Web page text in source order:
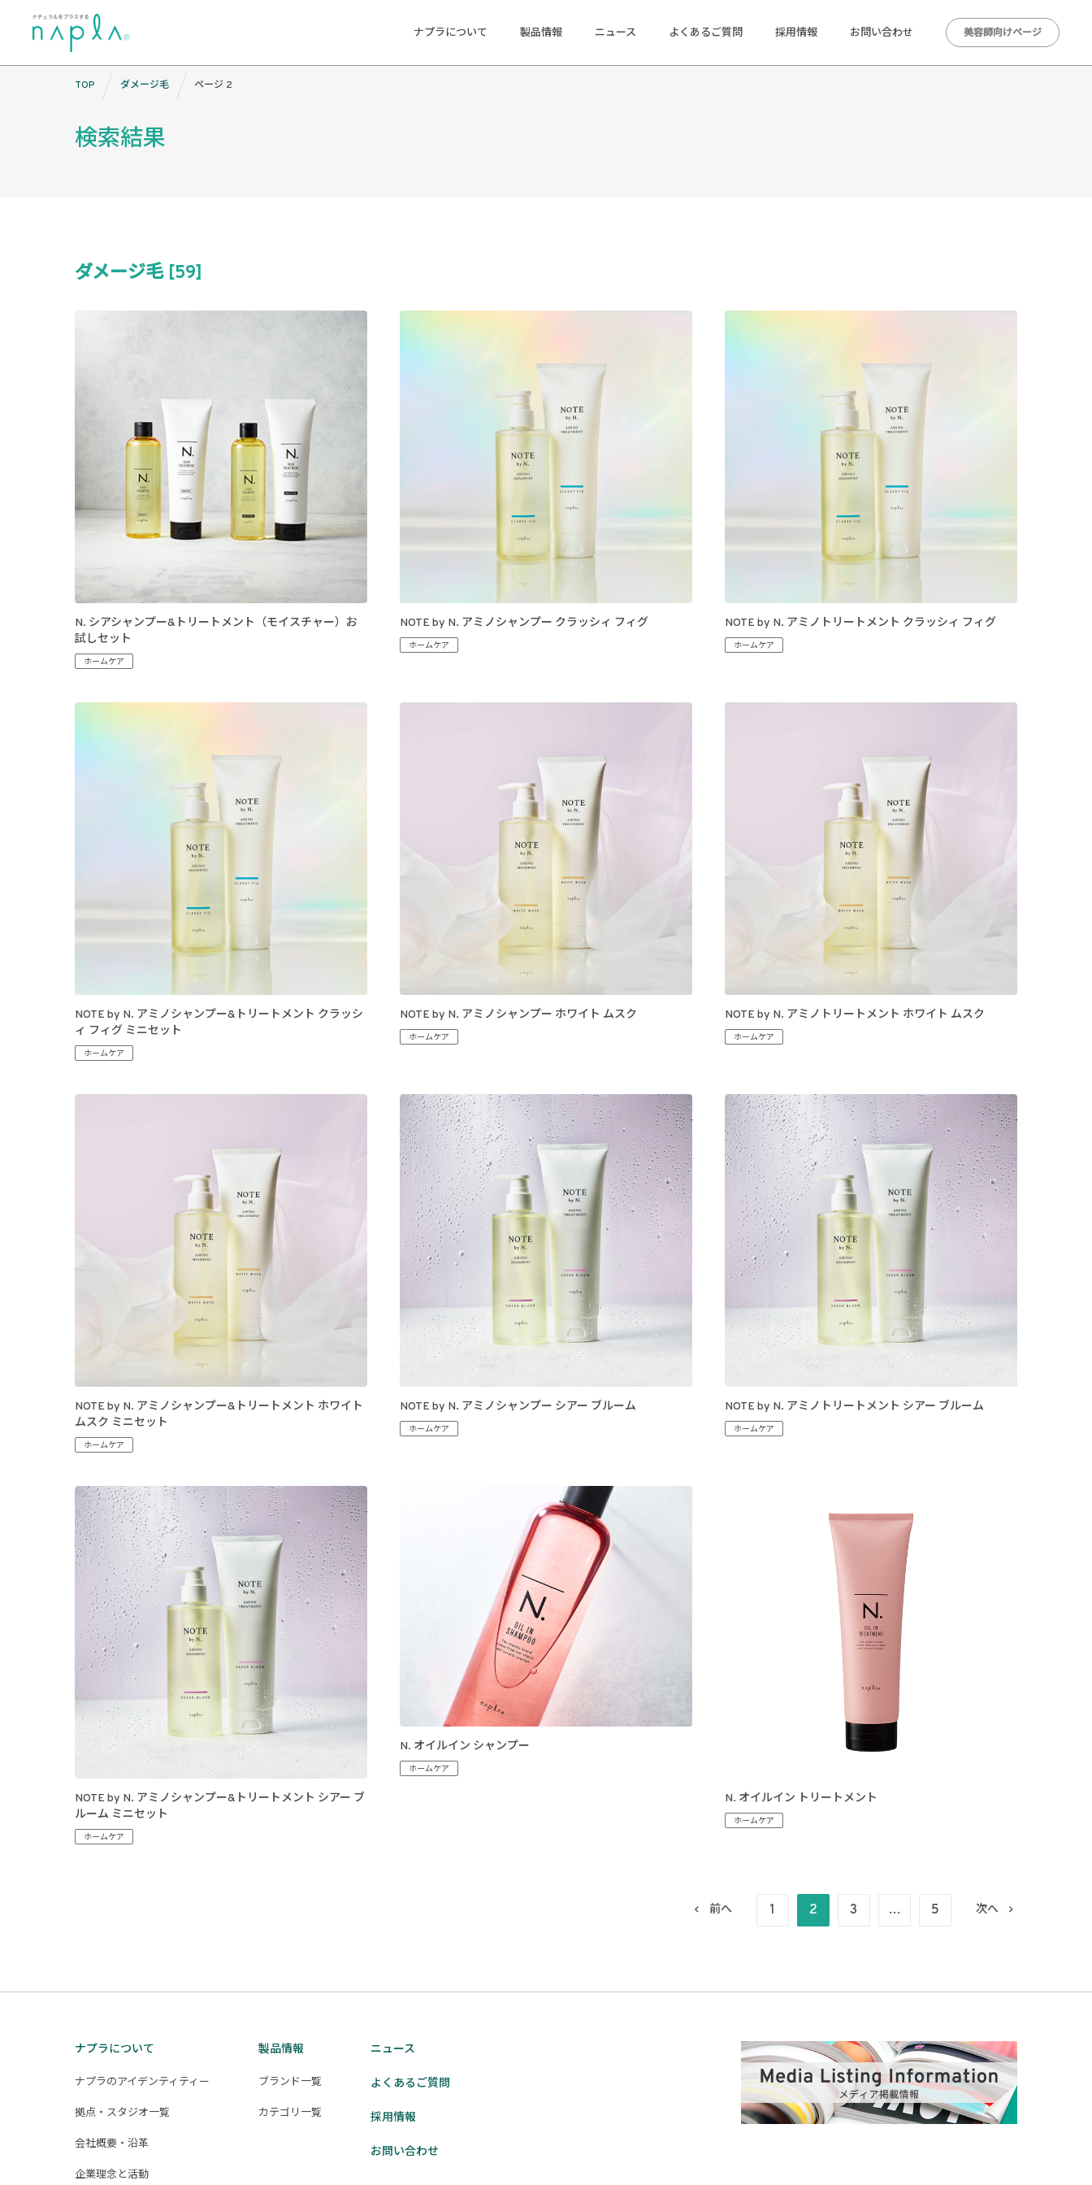
ナプラについて 製品情報 ニュース よくあるご質問 採用情報 お問い合わせ 美容師向けページ
検索結果
ダメージ毛 [59]
N. シアシャンプー&トリートメント（モイスチャー）お
試しセット
ホームケア
NOTE by N. アミノシャンプー クラッシィ フィグ
ホームケア
NOTE by N. アミノトリートメント クラッシィ フィグ
ホームケア
NOTE by N. アミノシャンプー&トリートメント クラッシ
ィ フィグ ミニセット
ホームケア
NOTE by N. アミノシャンプー ホワイト ムスク
ホームケア
NOTE by N. アミノトリートメント ホワイト ムスク
ホームケア
NOTE by N. アミノシャンプー&トリートメント ホワイト
ムスク ミニセット
ホームケア
NOTE by N. アミノシャンプー シアー ブルーム
ホームケア
NOTE by N. アミノトリートメント シアー ブルーム
ホームケア
NOTE by N. アミノシャンプー&トリートメント シアー ブ
ルーム ミニセット
ホームケア
N. オイルイン シャンプー
ホームケア
N. オイルイン トリートメント
ホームケア
送
り
前へ 1 2 3 … 5 次へ
TOP ダメージ毛 ページ 2
ナプラについて
ナプラのアイデンティティー
拠点・スタジオ一覧
会社概要・沿革
企業理念と活動
製品情報
ブランド一覧
カテゴリ一覧
ニュース
よくあるご質問
採用情報
お問い合わせ